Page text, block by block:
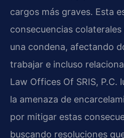
cargos más graves. Esta
consecuencias
una condena, afectando
trabajar e incluso
Law Offices Of SRIS, P.C.
la amenaza de
por mitigar estas
buscando resoluciones